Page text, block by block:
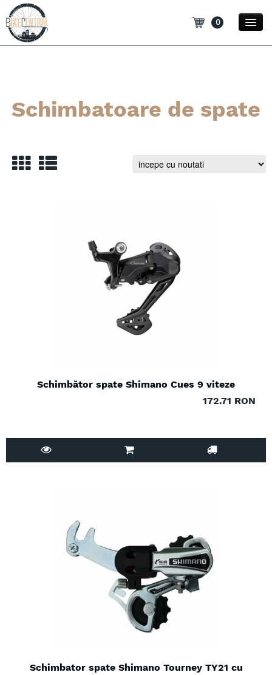
0
Blog
Categorii
Schimbatoare de spate
Schimbător spate Shimano Cues 9 viteze
172.71 RON
Schimbator spate Shimano Tourney TY21 cu